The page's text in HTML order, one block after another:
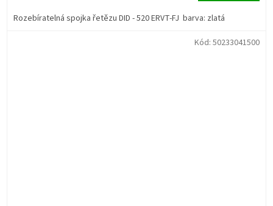
Rozebíratelná spojka řetězu DID - 520 ERVT-FJ barva: zlatá
Kód: 50233041500